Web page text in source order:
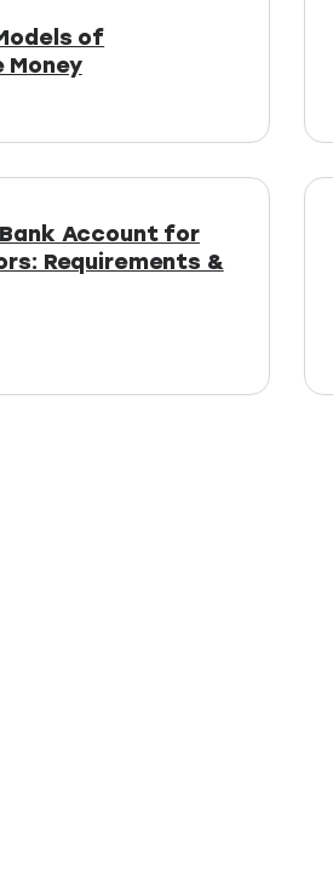
of
Money
Account for
Requirements &